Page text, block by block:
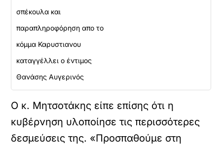
σπέκουλα και
παραπληροφόρηση απο το
κόμμα Καρυστιανου
καταγγέλλει ο έντιμος
Θανάσης Αυγερινός
Ο κ. Μητσοτάκης είπε επίσης ότι η
κυβέρνηση υλοποίησε τις περισσότερες
δεσμεύσεις της. «Προσπαθούμε στη